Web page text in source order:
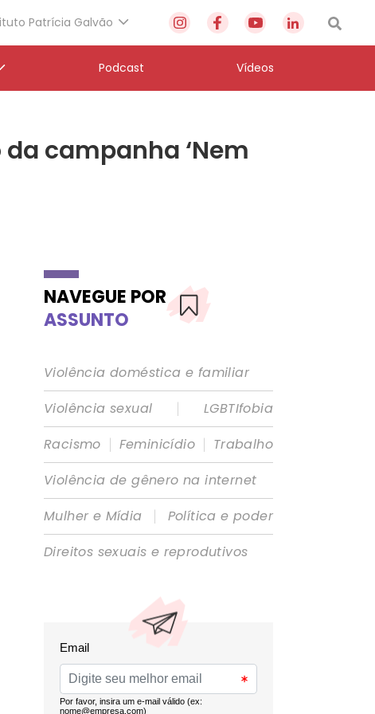
Patrícia Galvão
Podcast Vídeos
campanha ‘Nem
NAVEGUE POR
ASSUNTO
Violência doméstica e familiar
Violência sexual
|
LGBTIfobia
Racismo | Feminicídio | Trabalho
Violência de gênero na internet
Mulher e Mídia
|
Política e poder
Direitos sexuais e reprodutivos